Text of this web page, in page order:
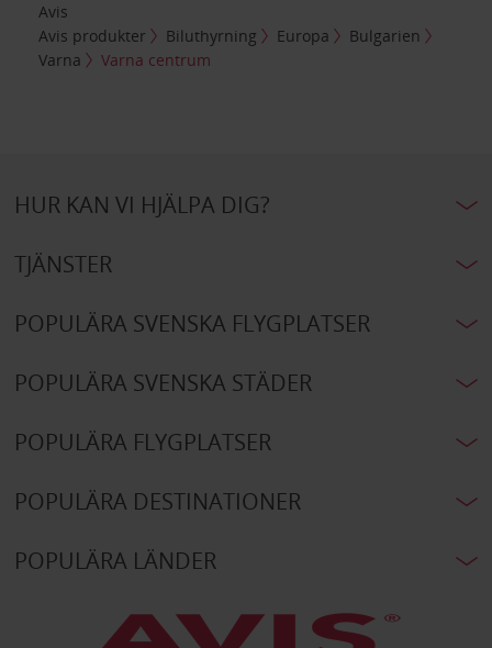
Avis
Avis produkter
Biluthyrning Europa
Bulgarien
Varna
Varna centrum
HUR KAN VI HJÄLPA DIG?
TJÄNSTER
POPULÄRA SVENSKA FLYGPLATSER
POPULÄRA SVENSKA STÄDER
POPULÄRA FLYGPLATSER
POPULÄRA DESTINATIONER
POPULÄRA LÄNDER